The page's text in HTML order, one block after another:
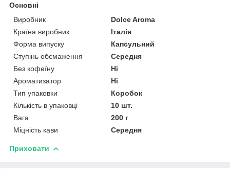
Основні
Виробник
Dolce Aroma
Країна виробник
Італія
Форма випуску
Капсульний
Ступінь обсмаження
Середня
Без кофеїну
Ні
Ароматизатор
Ні
Тип упаковки
Коробок
Кількість в упаковці
10 шт.
Вага
200 г
Міцність кави
Середня
Приховати